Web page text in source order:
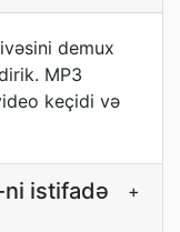
demux
MP3
keçidi və
ni istifadə
+